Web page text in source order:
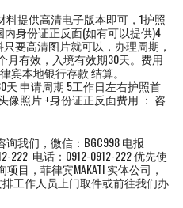
提供高清电子版本即可，1护照
身份证正反面(如有可以提供)4
要高清图片就可以，办理周期，
月有效，入境有效期30天。费用
宾本地银行存款 结算。
申请周期 5工作日左右护照首
像照片 +身份证正反面费用 ： 咨
我们，微信：BGC998 电报
222 电话：0912-0912-222 优先使
目，菲律宾MAKATI 实体公司，
工作人员上门取件或前往我们办